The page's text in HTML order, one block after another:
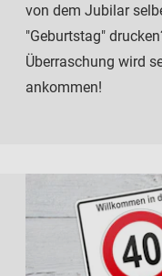
von dem Jubilar
"Geburtstag"
Überraschung wird
ankommen!